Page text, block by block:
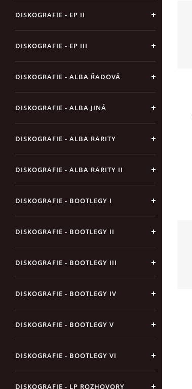
DISKOGRAFIE - EP II
DISKOGRAFIE - EP III
DISKOGRAFIE - ALBA ŘADOVÁ
DISKOGRAFIE - ALBA JINÁ
DISKOGRAFIE - ALBA RARITY
DISKOGRAFIE - ALBA RARITY II
DISKOGRAFIE - BOOTLEGY I
DISKOGRAFIE - BOOTLEGY II
DISKOGRAFIE - BOOTLEGY III
DISKOGRAFIE - BOOTLEGY IV
DISKOGRAFIE - BOOTLEGY V
DISKOGRAFIE - BOOTLEGY VI
DISKOGRAFIE - LP ROZHOVORY